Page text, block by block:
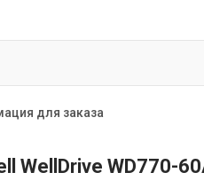
для заказа
WellDrive WD770-